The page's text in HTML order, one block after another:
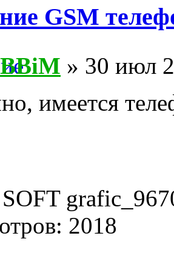
GSM
» 30 июл
имеется
2018